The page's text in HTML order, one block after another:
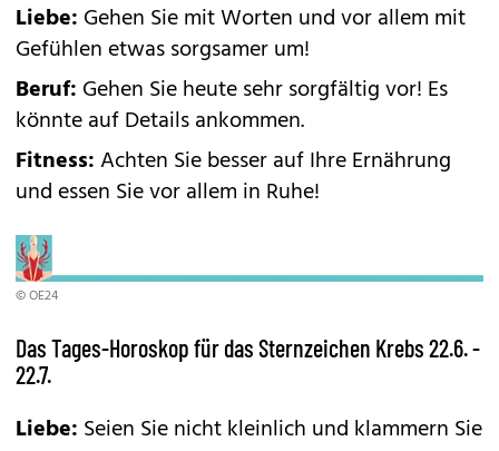
Liebe: Gehen Sie mit Worten und vor allem mit
Gefühlen etwas sorgsamer um!
Beruf: Gehen Sie heute sehr sorgfältig vor! Es
könnte auf Details ankommen.
Fitness:Achten Sie besser auf Ihre Ernährung
und essen Sie vor allem in Ruhe!
© OE24
Das Tages-Horoskop für das Sternzeichen Krebs 22.6. -
22.7.
Liebe: Seien Sie nicht kleinlich und klammern Sie